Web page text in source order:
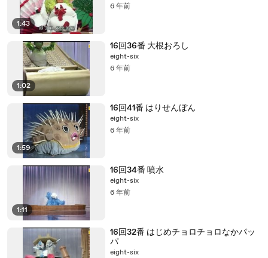
1:43
6 年前
1:02
16回36番 大根おろし
eight-six
6 年前
1:59
16回41番 はりせんぼん
eight-six
6 年前
1:11
16回34番 噴水
eight-six
6 年前
16回32番 はじめチョロチョロなかパッ
パ
eight-six